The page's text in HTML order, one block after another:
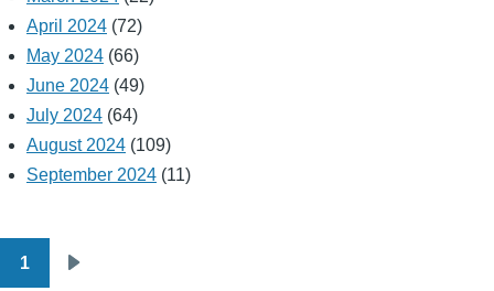
April 2024 (72)
May 2024 (66)
June 2024 (49)
July 2024 (64)
August 2024 (109)
September 2024 (11)
Pagination
1